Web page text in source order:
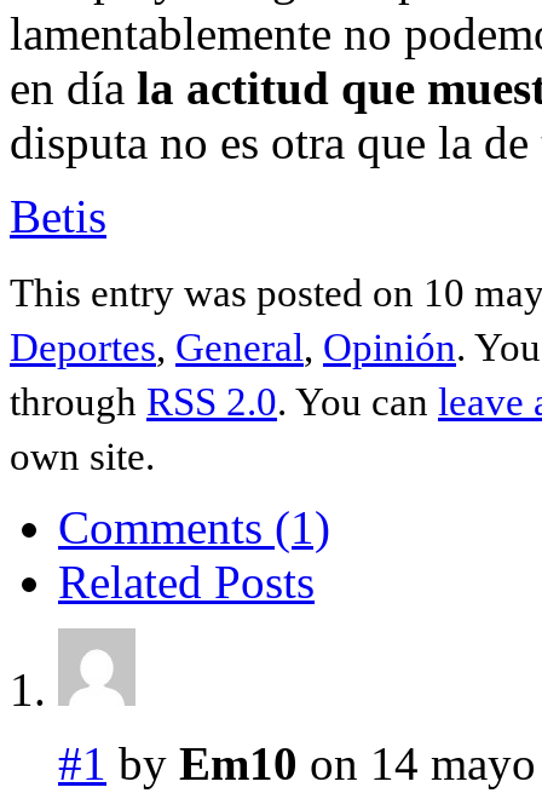
lamentablemente no
en día la actitud que
disputa no es otra que la de
Betis
This entry was posted on 10
Deportes, General, Opinión.
through RSS 2.0. You can leave
own site.
Comments (1)
Related Posts
#1 by Em10 on 14